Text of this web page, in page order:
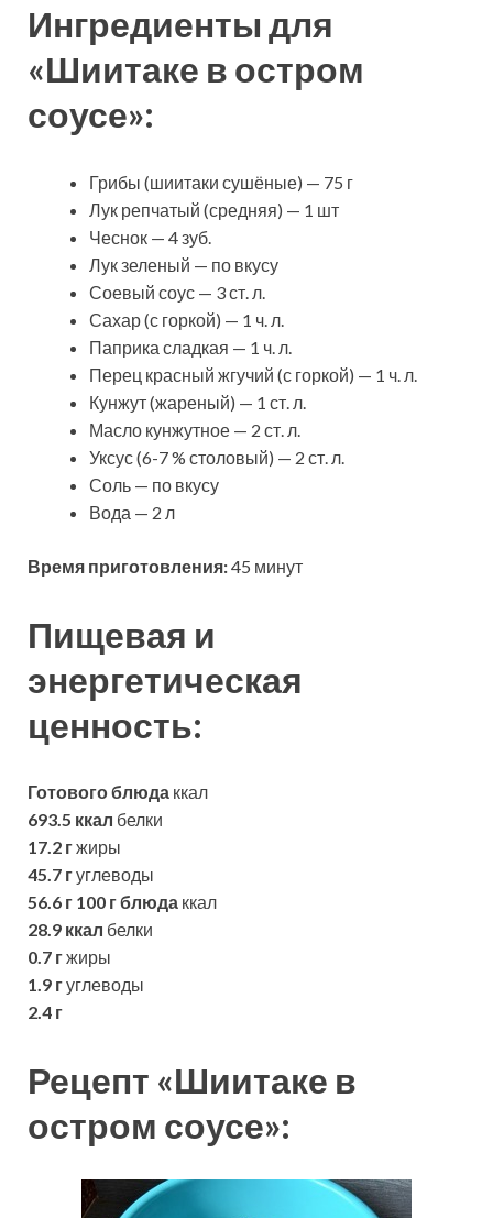
Ингредиенты для
«Шиитаке в остром
соусе»:
Грибы (шиитаки сушёные) — 75 г
Лук репчатый (средняя) — 1 шт
Чеснок — 4 зуб.
Лук зеленый — по вкусу
Соевый соус — 3 ст. л.
Сахар (с горкой) — 1 ч. л.
Паприка сладкая — 1 ч. л.
Перец красный жгучий (с горкой) — 1 ч. л.
Кунжут (жареный) — 1 ст. л.
Масло кунжутное — 2 ст. л.
Уксус (6-7 % столовый) — 2 ст. л.
Соль — по вкусу
Вода — 2 л
Время приготовления:45 минут
Пищевая и
энергетическая
ценность:
Готового блюда ккал
693.5 ккал белки
17.2 гжиры
45.7 гуглеводы
56.6 г 100 г блюда ккал
28.9 ккал белки
0.7 гжиры
1.9 гуглеводы
2.4 г
Рецепт «Шиитаке в
остром соусе»: